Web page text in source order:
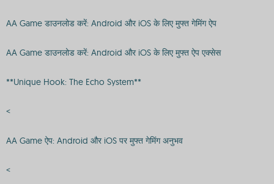
AA Game डाउनलोड करें: Android और iOS के लिए मुफ्त गेमिंग ऐप
AA Game डाउनलोड करें: Android और iOS के लिए मुफ्त ऐप एक्सेस
**Unique Hook: The Echo System**
<
AA Game ऐप: Android और iOS पर मुफ्त गेमिंग अनुभव
<